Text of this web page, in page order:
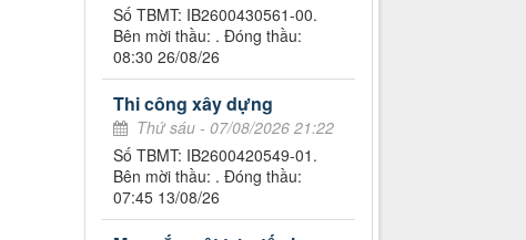
Số TBMT: IB2600430561-00.
Bên mời thầu: . Đóng thầu:
08:30 26/08/26
Thi công xây dựng
Thứ sáu - 07/08/2026 21:22
Số TBMT: IB2600420549-01.
Bên mời thầu: . Đóng thầu:
07:45 13/08/26